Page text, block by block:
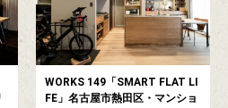
WORKS 149「SMART FLAT LI
FE」名古屋市熱田区・マンショ